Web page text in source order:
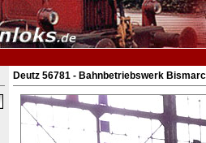
Deutz 56781 - Bahnbetriebswerk